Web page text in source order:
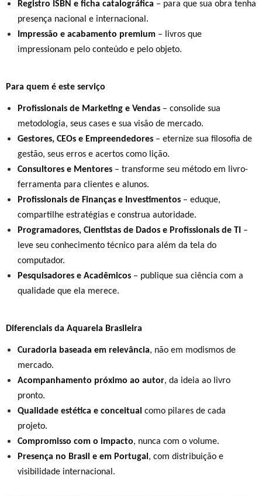
Registro ISBN e ficha catalográfica – para que sua obra tenha
presença nacional e internacional.
Impressão e acabamento premium – livros que
impressionam pelo conteúdo e pelo objeto.
Para quem é este serviço
Profissionais de Marketing e Vendas – consolide sua
metodologia, seus cases e sua visão de mercado.
Gestores, CEOs e Empreendedores – eternize sua filosofia de
gestão, seus erros e acertos como lição.
Consultores e Mentores – transforme seu método em livro-
ferramenta para clientes e alunos.
Profissionais de Finanças e Investimentos – eduque,
compartilhe estratégias e construa autoridade.
Programadores, Cientistas de Dados e Profissionais de TI –
leve seu conhecimento técnico para além da tela do
computador.
Pesquisadores e Acadêmicos – publique sua ciência com a
qualidade que ela merece.
Diferenciais da Aquarela Brasileira
Curadoria baseada em relevância, não em modismos de
mercado.
Acompanhamento próximo ao autor, da ideia ao livro
pronto.
Qualidade estética e conceitual como pilares de cada
projeto.
Compromisso com o impacto, nunca com o volume.
Presença no Brasil e em Portugal , com distribuição e
visibilidade internacional.